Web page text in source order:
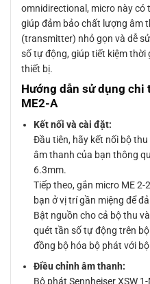
omnidirectional, micro này
giúp đảm bảo chất lượng âm
(transmitter) nhỏ gọn và dễ
số tự động, giúp tiết kiệm
thiết bị.
Hướng dẫn sử dụng chi
ME2-A
Kết nối và cài đặt:
Đầu tiên, hãy kết nối bộ thu
âm thanh của bạn thông
6.3mm.
Tiếp theo, gắn micro ME
bạn ở vị trí gần miệng để
Bật nguồn cho cả bộ thu
quét tần số tự động trên
đồng bộ hóa bộ phát với
Điều chỉnh âm thanh:
Bộ phát Sennheiser XSW